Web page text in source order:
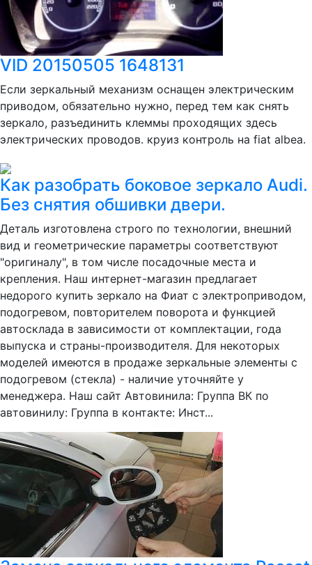
VID 20150505 1648131
Если зеркальный механизм оснащен электрическим
приводом, обязательно нужно, перед тем как снять
зеркало, разъединить клеммы проходящих здесь
электрических проводов. круиз контроль на fiat albea.
Как разобрать боковое зеркало Audi.
Без снятия обшивки двери.
Деталь изготовлена строго по технологии, внешний
вид и геометрические параметры соответствуют
"оригиналу", в том числе посадочные места и
крепления. Наш интернет-магазин предлагает
недорого купить зеркало на Фиат с электроприводом,
подогревом, повторителем поворота и функцией
автосклада в зависимости от комплектации, года
выпуска и страны-производителя. Для некоторых
моделей имеются в продаже зеркальные элементы с
подогревом (стекла) - наличие уточняйте у
менеджера. Наш сайт Автовинила: Группа ВК по
автовинилу: Группа в контакте: Инст...